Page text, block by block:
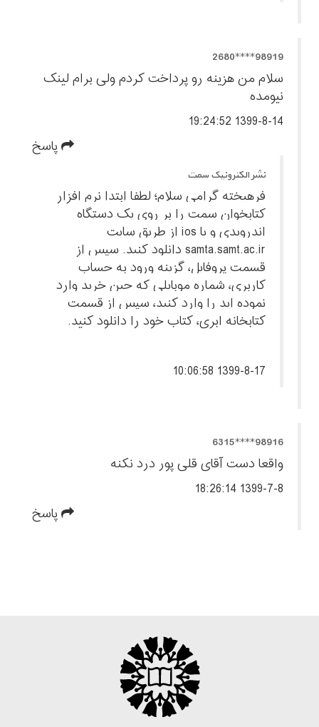
98919****2680
سلام من هزینه رو پرداخت کردم ولی برام لینک
نیومده
1399-8-14 19:24:52
پاسخ
نشر الکترونیک سمت
فرهیخته گرامی سلام؛ لطفا ابتدا نرم افزار
کتابخوان سمت را بر روی یک دستگاه
اندرویدی و یا ios از طریق سایت
samta.samt.ac.ir دانلود کنید. سپس از
قسمت پروفایل، گزینه ورود به حساب
کاربری، شماره موبایلی که حین خرید وارد
نموده اید را وارد کنید، سپس از قسمت
کتابخانه ابری، کتاب خود را دانلود کنید.
1399-8-17 10:06:58
98916****6315
واقعا دست آقای قلی پور درد نکنه
1399-7-8 18:26:14
پاسخ